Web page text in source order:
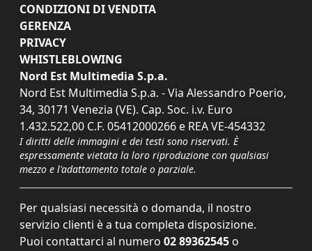
CONDIZIONI DI VENDITA
GERENZA
PRIVACY
WHISTLEBLOWING
Nord Est Multimedia S.p.a.
Nord Est Multimedia S.p.a. - Via Alessandro Poerio,
34, 30171 Venezia (VE). Cap. Soc. i.v. Euro
1.432.522,00 C.F. 05412000266 e REA VE-454332
I diritti delle immagini e dei testi sono riservati. È
espressamente vietata la loro riproduzione con qualsiasi
mezzo e l'adattamento totale o parziale.
Per qualsiasi necessità o domanda, il nostro
servizio clienti è a tua completa disposizione.
Puoi contattarci al numero 02 89362545 o